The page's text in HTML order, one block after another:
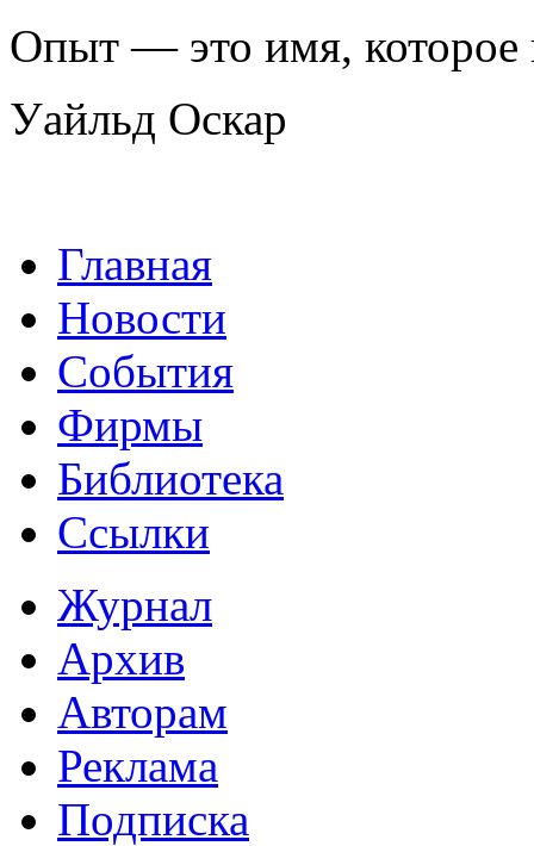
Опыт — это имя,
Уайльд Оскар
Главная
Новости
События
Фирмы
Библиотека
Ссылки
Журнал
Архив
Авторам
Реклама
Подписка